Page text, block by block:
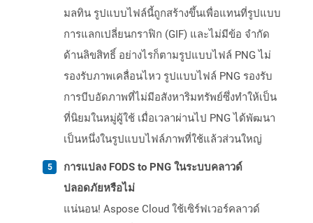
มลทิน รูปแบบไฟล์นี้ถูกสร้างขึ้นเพื่อแทนที่รูปแบบ
การแลกเปลี่ยนกราฟิก (GIF) และไม่มีข้อ จำกัด
ด้านลิขสิทธิ์ อย่างไรก็ตามรูปแบบไฟล์ PNG ไม่
รองรับภาพเคลื่อนไหว รูปแบบไฟล์ PNG รองรับ
การบีบอัดภาพที่ไม่มีอสังหาริมทรัพย์ซึ่งทำให้เป็น
ที่นิยมในหมู่ผู้ใช้ เมื่อเวลาผ่านไป PNG ได้พัฒนา
เป็นหนึ่งในรูปแบบไฟล์ภาพที่ใช้แล้วส่วนใหญ่
การแปลง FODS to PNG ในระบบคลาวด์
ปลอดภัยหรือไม่
แน่นอน! Aspose Cloud ใช้เซิร์ฟเวอร์คลาวด์